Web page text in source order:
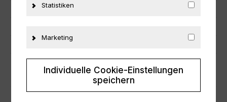
Zustand
ZUSÄTZLICHE INFORMATIONEN
Statistiken
Marketing
Individuelle Cookie-Einstellungen
speichern